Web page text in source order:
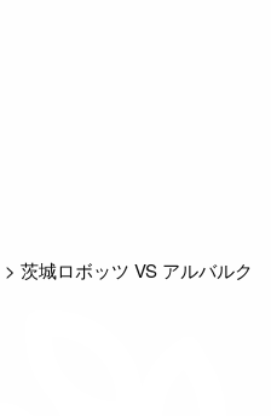
>茨城ロボッツ VS アルバルク